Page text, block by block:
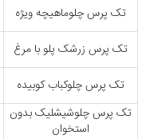
تک پرس چلوماهیچه ویژه
تک پرس زرشک پلو با مرغ
تک پرس چلوکباب کوبیده
تک پرس چلوشیشلیک بدون
استخوان